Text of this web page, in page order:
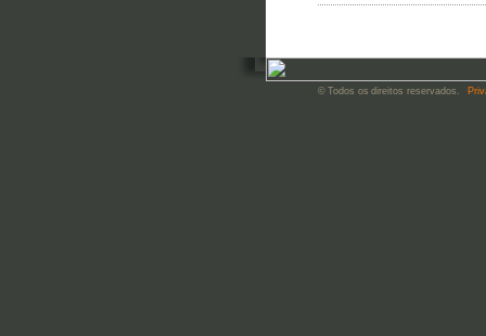
© Todos os direitos reservados.